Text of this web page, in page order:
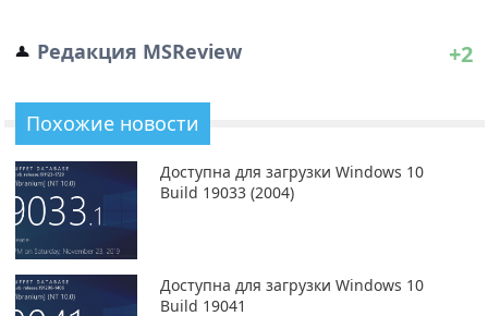
Редакция MSReview +2
Похожие новости
Доступна для загрузки Windows 10
Build 19033 (2004)
Доступна для загрузки Windows 10
Build 19041